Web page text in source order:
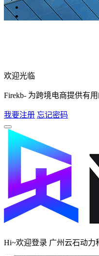
欢迎光临
Firekb- 为跨境电商提供有
我要注册 忘记密码
Hi~欢迎登录 广州云石动力